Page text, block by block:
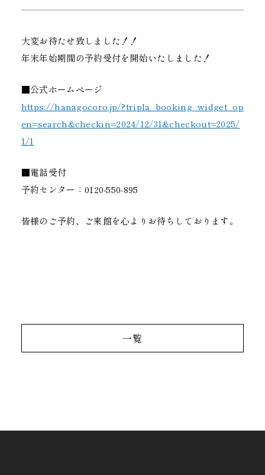
大変お待たせ致しました！！
年末年始期間の予約受付を開始いたしました！
■公式ホームページ
https://hanagocoro.jp/?tripla_booking_widget_op
en=search&checkin=2024/12/31&checkout=2025/
1/1
■電話受付
予約センター：0120-550-895
皆様のご予約、ご来館を心よりお待ちしております。
一覧